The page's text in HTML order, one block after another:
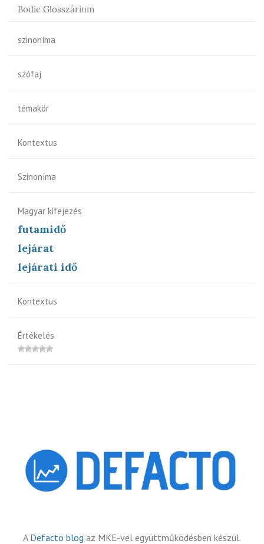
Bodie Glosszárium
szinoníma
szófaj
témakör
Kontextus
Szinoníma
Magyar kifejezés
futamidő
lejárat
lejárati idő
Kontextus
Értékelés
A Defacto blog az MKE-vel együttműködésben készül.